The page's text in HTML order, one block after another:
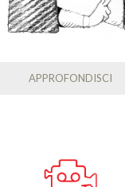
APPROFONDISCI